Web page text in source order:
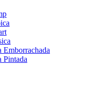
Pintada